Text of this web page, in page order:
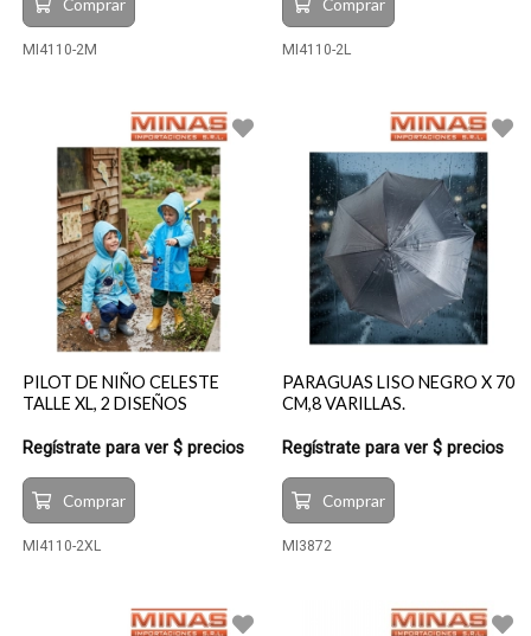
Comprar
MI4110-2M
Comprar
MI4110-2L
PILOT DE NIÑO CELESTE
TALLE XL, 2 DISEÑOS
Regístrate para ver $ precios
Comprar
MI4110-2XL
PARAGUAS LISO NEGRO X 70
CM,8 VARILLAS.
Regístrate para ver $ precios
Comprar
MI3872